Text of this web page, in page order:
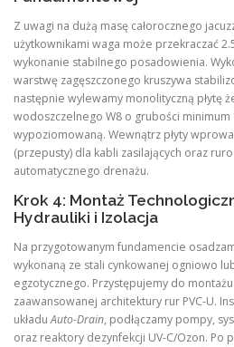
Z uwagi na dużą masę całorocznego
użytkownikami waga może przekraczać
wykonanie stabilnego posadowienia.
warstwę zagęszczonego kruszywa
następnie wylewamy monolityczną płytę
wodoszczelnego W8 o grubości minimum
wypoziomowaną. Wewnątrz płyty
(przepusty) dla kabli zasilających oraz
automatycznego drenażu.
Krok 4: Montaż
Hydrauliki i Izolacja
Na przygotowanym fundamencie
wykonaną ze stali cynkowanej ogniowo
egzotycznego. Przystępujemy do
zaawansowanej architektury rur PVC-U.
układuAuto-Drain, podłączamy pompy,
oraz reaktory dezynfekcji UV-C/Ozon. Po